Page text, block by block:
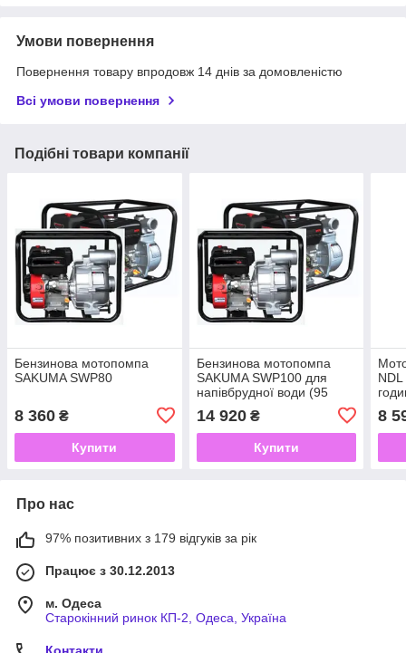
Умови повернення
Повернення товару впродовж 14 днів за домовленістю
Всі умови повернення
Подібні товари компанії
Бензинова мотопомпа
SAKUMA SWP80
8 360 ₴
Купити
Бензинова мотопомпа
SAKUMA SWP100 для
напівбрудної води (95
14 920₴
Купити
NDL
8
Про нас
97% позитивних з 179 відгуків за рік
Працює з 30.12.2013
м. Одеса
Старокінний ринок КП-2, Одеса, Україна